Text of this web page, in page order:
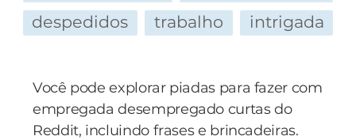
despedidos
trabalho intrigada
Você pode explorar piadas para fazer com
empregada desempregado curtas do
Reddit, incluindo frases e brincadeiras.